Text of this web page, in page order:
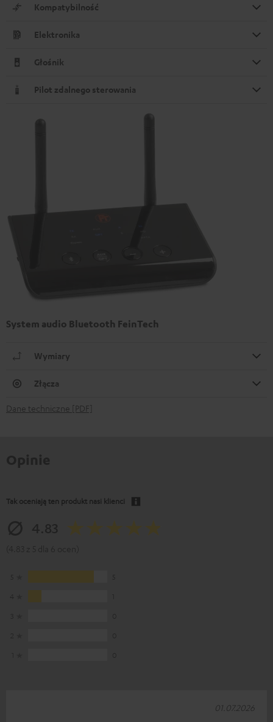
Kompatybilność
Elektronika
Głośnik
Pilot zdalnego sterowania
System audio Bluetooth FeinTech
Wymiary
Złącza
Dane techniczne [PDF]
Tak oceniają ten produkt nasi klienci
01.07.2026